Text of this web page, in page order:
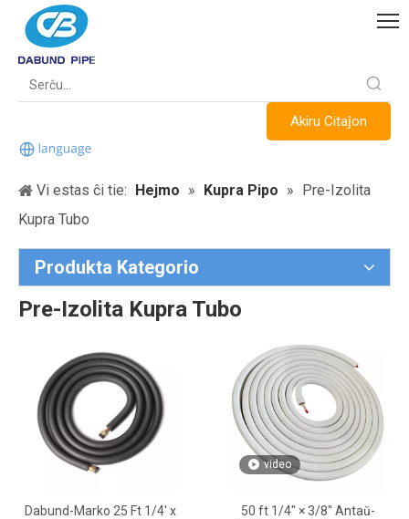
Akiru Citaĵon
Vi estas ĉi tie: Hejmo » Kupra Pipo » Pre-Izolita
Kupra Tubo
Produkta Kategorio
Pre-Izolita Kupra Tubo
Dabund-Marko 25 Ft 1/4' x
video
50 ft 1/4″ × 3/8″ Antaŭ-